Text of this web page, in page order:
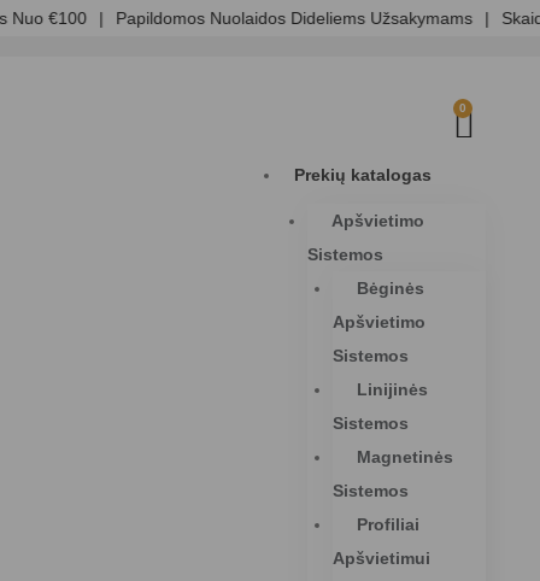
€100 | Papildomos Nuolaidos Dideliems Užsakymams | Skaidri
0
Prekių katalogas
Apšvietimo
Sistemos
Bėginės
Apšvietimo
Sistemos
Linijinės
Sistemos
Magnetinės
Sistemos
Profiliai
Apšvietimui